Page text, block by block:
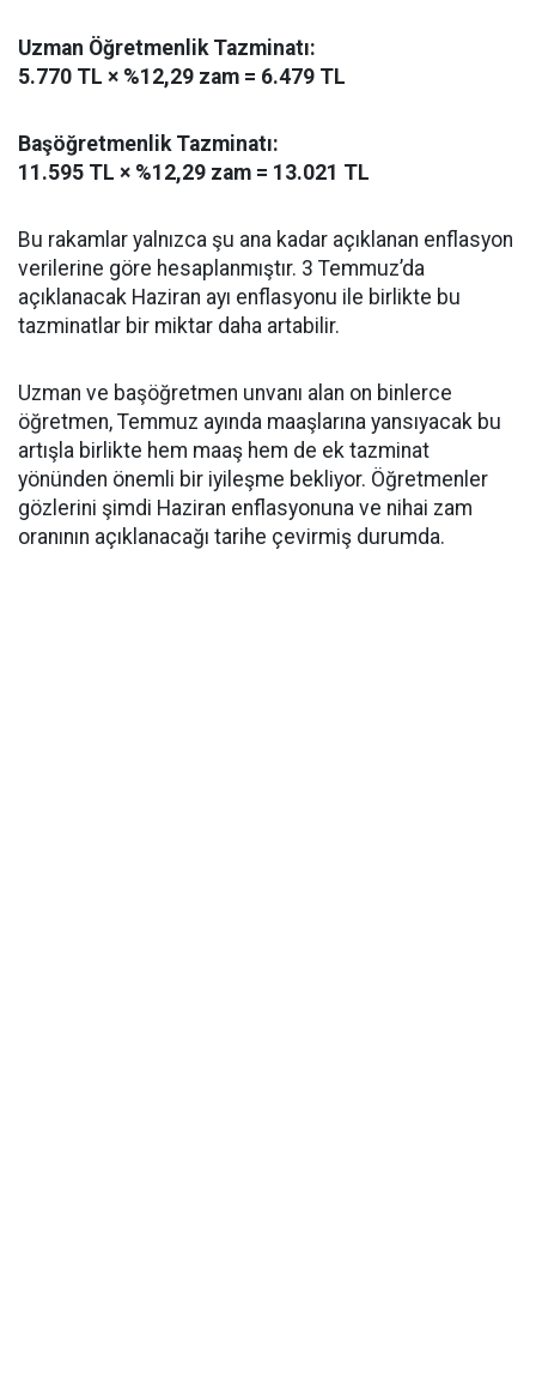
Uzman Öğretmenlik Tazminatı:
5.770 TL × %12,29 zam = 6.479 TL
Başöğretmenlik Tazminatı:
11.595 TL × %12,29 zam = 13.021 TL
Bu rakamlar yalnızca şu ana kadar açıklanan enflasyon
verilerine göre hesaplanmıştır. 3 Temmuz’da
açıklanacak Haziran ayı enflasyonu ile birlikte bu
tazminatlar bir miktar daha artabilir.
Uzman ve başöğretmen unvanı alan on binlerce
öğretmen, Temmuz ayında maaşlarına yansıyacak bu
artışla birlikte hem maaş hem de ek tazminat
yönünden önemli bir iyileşme bekliyor. Öğretmenler
gözlerini şimdi Haziran enflasyonuna ve nihai zam
oranının açıklanacağı tarihe çevirmiş durumda.